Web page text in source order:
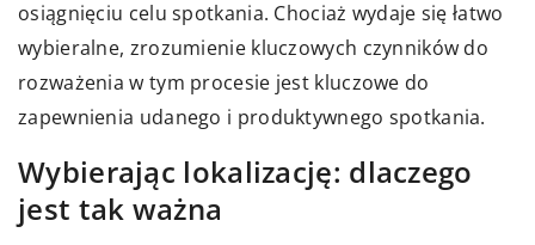
osiągnięciu celu spotkania. Chociaż wydaje się łatwo
wybieralne, zrozumienie kluczowych czynników do
rozważenia w tym procesie jest kluczowe do
zapewnienia udanego i produktywnego spotkania.
Wybierając lokalizację: dlaczego
jest tak ważna